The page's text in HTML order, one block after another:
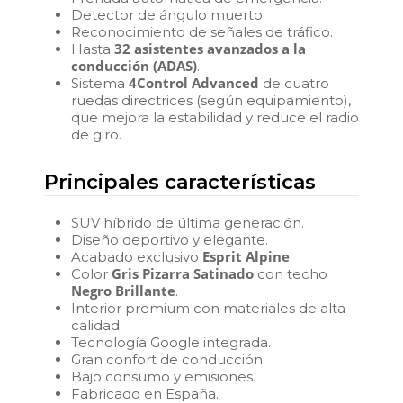
Detector de ángulo muerto.
Reconocimiento de señales de tráfico.
Hasta 32 asistentes avanzados a la
conducción (ADAS).
Sistema 4Control Advanced de cuatro
ruedas directrices (según equipamiento),
que mejora la estabilidad y reduce el radio
de giro.
Principales características
SUV híbrido de última generación.
Diseño deportivo y elegante.
Acabado exclusivo Esprit Alpine.
Color Gris Pizarra Satinado con techo
Negro Brillante.
Interior premium con materiales de alta
calidad.
Tecnología Google integrada.
Gran confort de conducción.
Bajo consumo y emisiones.
Fabricado en España.